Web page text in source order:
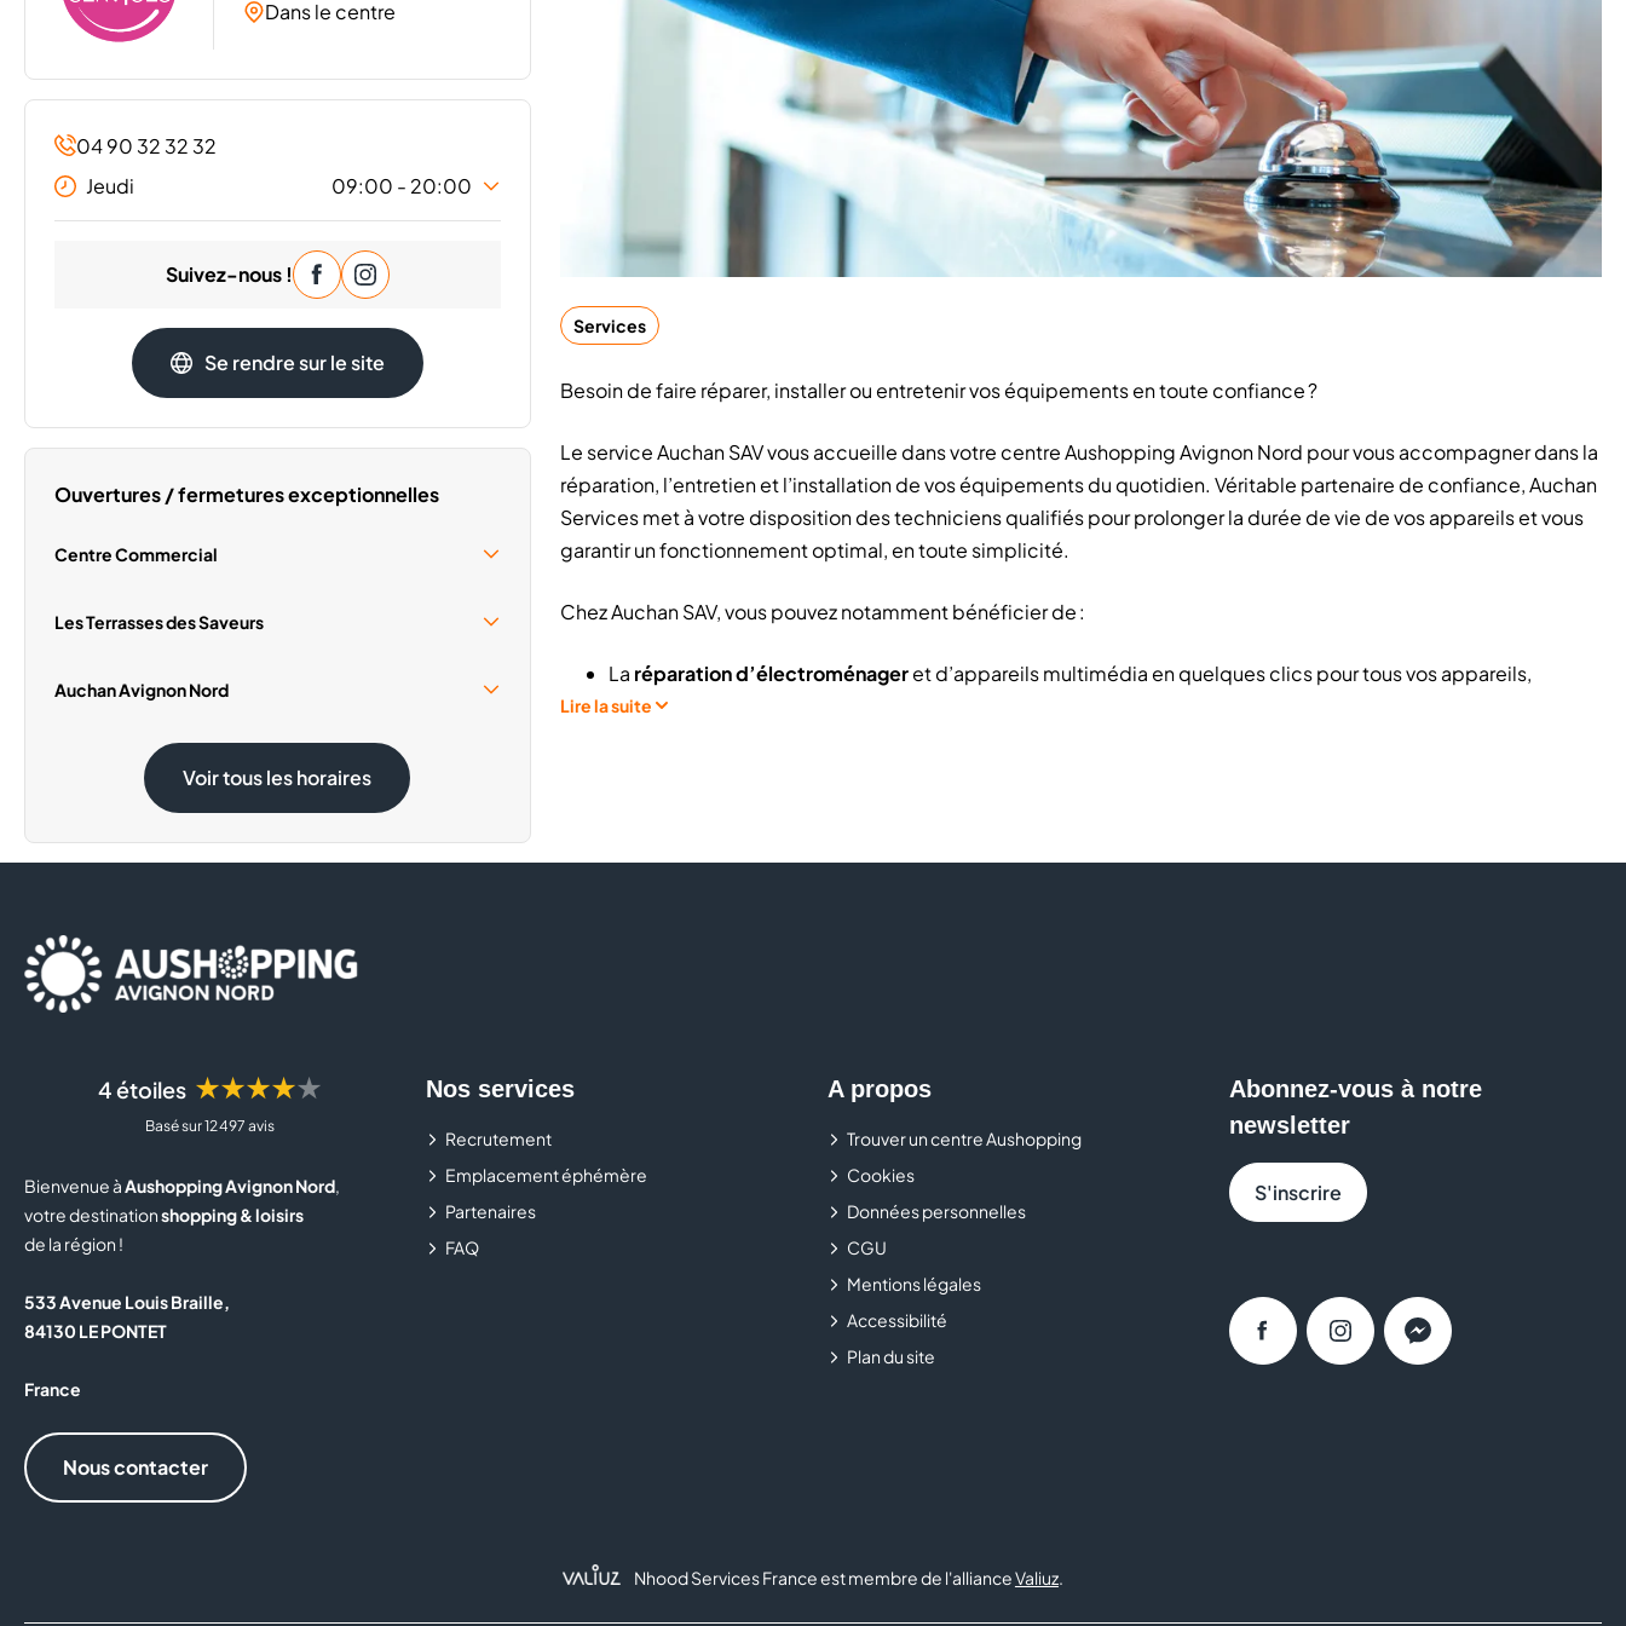
Dans le centre
04 90 32 32 32
Jeudi
09:00 - 20:00
09:00 - 20:00
09:00 - 20:00
Vendredi
09:00 - 20:00
Samedi
09:00 - 20:00
Suivez-nous !
Se rendre sur le site
Ouvertures / fermetures exceptionnelles
Centre Commercial
Samedi 15 Août
Les Terrasses des Saveurs
Samedi 15 Août
Auchan Avignon Nord
Samedi 15 Août
08:30 - 20:00
Voir tous les horaires
Services
Besoin de faire réparer, installer ou entretenir vos équipements en toute confiance ?
Le service Auchan SAV vous accueille dans votre centre Aushopping Avignon Nord pour vous accompagner dans la
réparation, l’entretien et l’installation de vos équipements du quotidien. Véritable partenaire de confiance, Auchan
Services met à votre disposition des techniciens qualifiés pour prolonger la durée de vie de vos appareils et vous
garantir un fonctionnement optimal, en toute simplicité.
Chez Auchan SAV, vous pouvez notamment bénéficier de :
La réparation d’électroménageret d’appareils multimédia en quelques clics pour tous vos appareils,
24h/24 - 7j/7
DPDO
les plus adaptées à vos besoins.
Rendez-vous chez Auchan Services SAV dans votre centre Aushopping Avignon Nord pour bénéficier d’un service
professionnel et prolonger la durée de vie de vos équipements.
Lire la suite
4 étoiles ★★★★★
Basé sur 12 497 avis
Bienvenue àAushopping Avignon Nord,
votre destinationshopping & loisirs
de la région !
533 Avenue Louis Braille,
84130 LE PONTET
France
Nous contacter
Nos services
Recrutement
Emplacement éphémère
Partenaires
FAQ
A propos
Trouver un centre Aushopping
Cookies
Données personnelles
CGU
Mentions légales
Accessibilité
Plan du site
Abonnez-vous à notre
newsletter
S'inscrire
FacebookInstagramMessenger
Nhood Services France est membre de l'allianceValiuz.